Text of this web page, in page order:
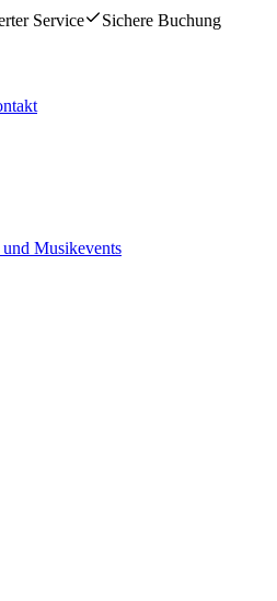
Service
Sichere Buchung
und Musikevents